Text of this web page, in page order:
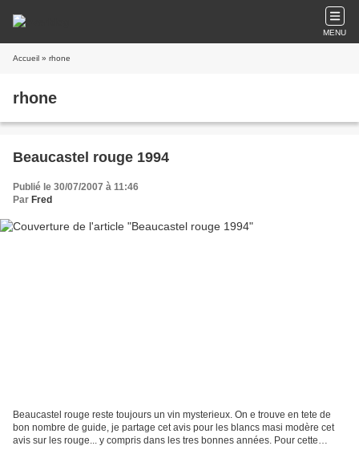
MENU
Accueil » rhone
rhone
Beaucastel rouge 1994
Publié le 30/07/2007 à 11:46
Par Fred
Beaucastel rouge reste toujours un vin mysterieux. On e trouve en tete de
bon nombre de guide, je partage cet avis pour les blancs masi modère cet
avis sur les rouge... y compris dans les tres bonnes années. Pour cette